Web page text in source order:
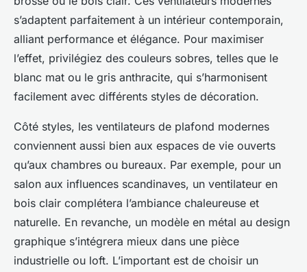
s’adaptent parfaitement à un intérieur contemporain,
alliant performance et élégance. Pour maximiser
l’effet, privilégiez des couleurs sobres, telles que le
blanc mat ou le gris anthracite, qui s’harmonisent
facilement avec différents styles de décoration.
Côté styles, les ventilateurs de plafond modernes
conviennent aussi bien aux espaces de vie ouverts
qu’aux chambres ou bureaux. Par exemple, pour un
salon aux influences scandinaves, un ventilateur en
bois clair complétera l’ambiance chaleureuse et
naturelle. En revanche, un modèle en métal au design
graphique s’intégrera mieux dans une pièce
industrielle ou loft. L’important est de choisir un